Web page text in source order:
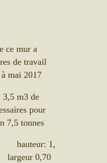
ce mur a
de travail
mai 2017
3,5 m3 de
pour
7,5 tonnes
hauteur: 1,
0,70